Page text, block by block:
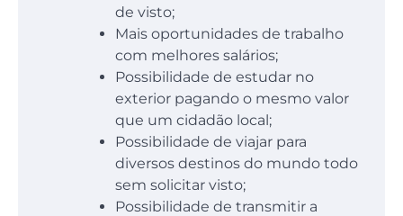
de visto;
Mais oportunidades de trabalho
com melhores salários;
Possibilidade de estudar no
exterior pagando o mesmo valor
que um cidadão local;
Possibilidade de viajar para
diversos destinos do mundo todo
sem solicitar visto;
Possibilidade de transmitir a